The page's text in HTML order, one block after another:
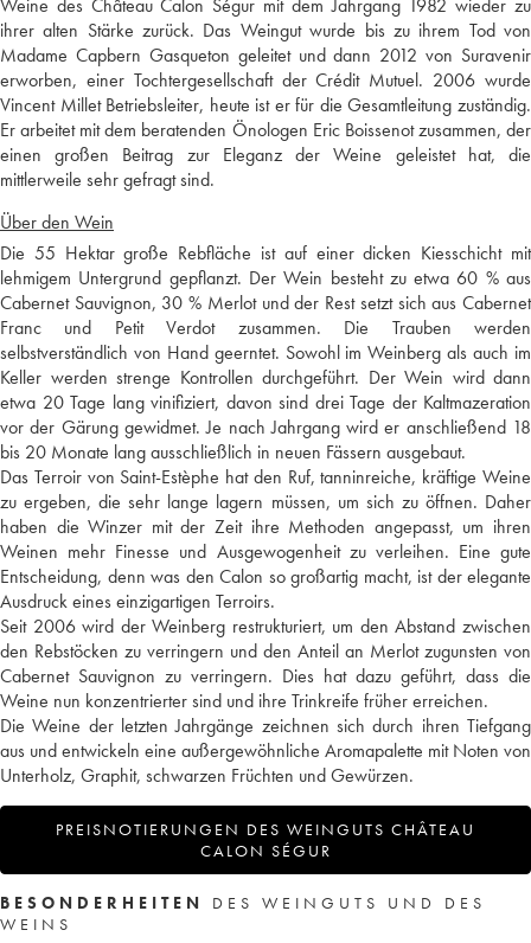
Weine des Château Calon Ségur mit dem Jahrgang 1982 wieder zu
ihrer alten Stärke zurück. Das Weingut wurde bis zu ihrem Tod von
Madame Capbern Gasqueton geleitet und dann 2012 von Suravenir
erworben, einer Tochtergesellschaft der Crédit Mutuel. 2006 wurde
Vincent Millet Betriebsleiter, heute ist er für die Gesamtleitung zuständig.
Er arbeitet mit dem beratenden Önologen Eric Boissenot zusammen, der
einen großen Beitrag zur Eleganz der Weine geleistet hat, die
mittlerweile sehr gefragt sind.
Über den Wein
Die 55 Hektar große Rebfläche ist auf einer dicken Kiesschicht mit
lehmigem Untergrund gepflanzt. Der Wein besteht zu etwa 60 % aus
Cabernet Sauvignon, 30 % Merlot und der Rest setzt sich aus Cabernet
Franc und Petit Verdot zusammen. Die Trauben werden
selbstverständlich von Hand geerntet. Sowohl im Weinberg als auch im
Keller werden strenge Kontrollen durchgeführt. Der Wein wird dann
etwa 20 Tage lang vinifiziert, davon sind drei Tage der Kaltmazeration
vor der Gärung gewidmet. Je nach Jahrgang wird er anschließend 18
bis 20 Monate lang ausschließlich in neuen Fässern ausgebaut.
Das Terroir von Saint-Estèphe hat den Ruf, tanninreiche, kräftige Weine
zu ergeben, die sehr lange lagern müssen, um sich zu öffnen. Daher
haben die Winzer mit der Zeit ihre Methoden angepasst, um ihren
Weinen mehr Finesse und Ausgewogenheit zu verleihen. Eine gute
Entscheidung, denn was den Calon so großartig macht, ist der elegante
Ausdruck eines einzigartigen Terroirs.
Seit 2006 wird der Weinberg restrukturiert, um den Abstand zwischen
den Rebstöcken zu verringern und den Anteil an Merlot zugunsten von
Cabernet Sauvignon zu verringern. Dies hat dazu geführt, dass die
Weine nun konzentrierter sind und ihre Trinkreife früher erreichen.
Die Weine der letzten Jahrgänge zeichnen sich durch ihren Tiefgang
aus und entwickeln eine außergewöhnliche Aromapalette mit Noten von
Unterholz, Graphit, schwarzen Früchten und Gewürzen.
PREISNOTIERUNGEN DES WEINGUTS CHÂTEAU
CALON SÉGUR
BESONDERHEITEN
DES WEINGUTS UND DES
WEINS